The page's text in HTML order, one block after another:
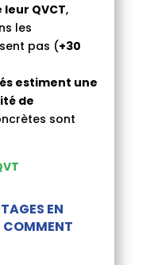
QVCT,
les
pas (+30
estiment une
de
sont
EN
COMMENT